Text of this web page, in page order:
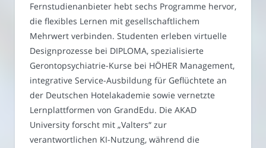
Fernstudienanbieter hebt sechs Programme hervor,
die flexibles Lernen mit gesellschaftlichem
Mehrwert verbinden. Studenten erleben virtuelle
Designprozesse bei DIPLOMA, spezialisierte
Gerontopsychiatrie-Kurse bei HÖHER Management,
integrative Service-Ausbildung für Geflüchtete an
der Deutschen Hotelakademie sowie vernetzte
Lernplattformen von GrandEdu. Die AKAD
University forscht mit „Valters“ zur
verantwortlichen KI-Nutzung, während die